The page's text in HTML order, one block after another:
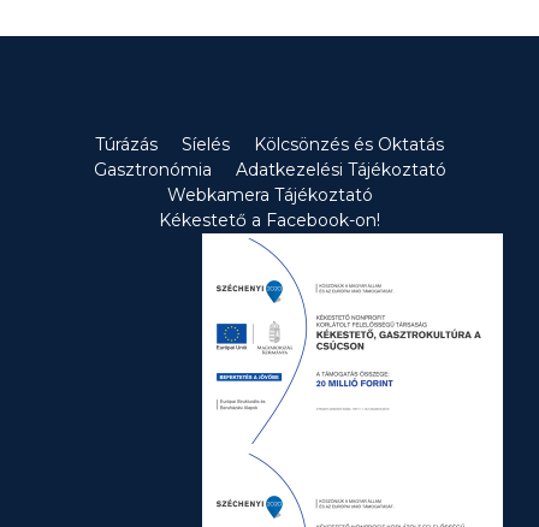
Túrázás Síelés
Kölcsönzés és Oktatás
Gasztronómia
Adatkezelési Tájékoztató
Webkamera Tájékoztató
Kékestető a Facebook-on!